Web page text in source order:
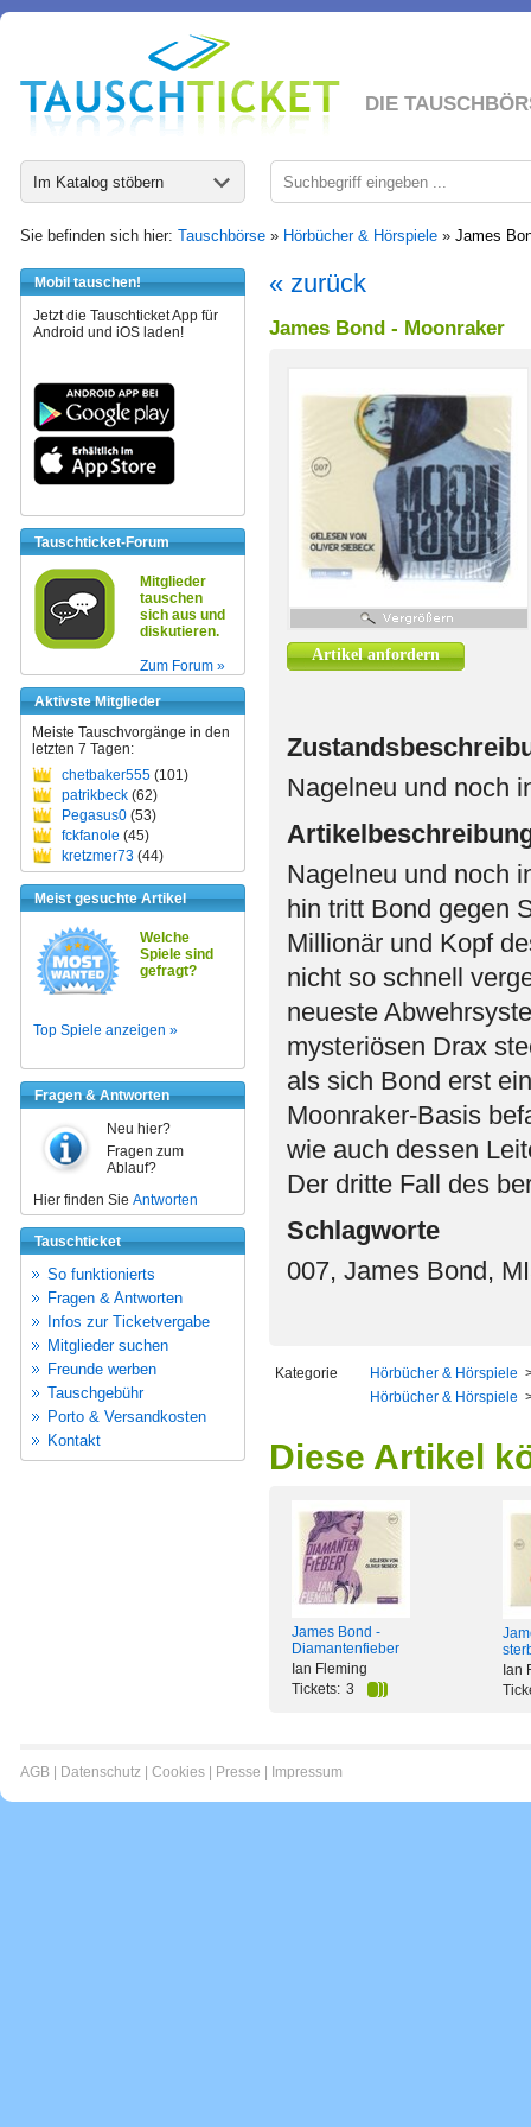
DIE
Im Katalog stöbern
Sie befinden sich hier: Tauschbörse » Hörbücher & Hörspiele » James
Mobil tauschen!
Jetzt die Tauschticket App für
Android und iOS laden!
Tauschticket-Forum
Mitglieder
tauschen
sich aus und
diskutieren.
Zum Forum »
Aktivste Mitglieder
Meiste Tauschvorgänge in den
letzten 7 Tagen:
chetbaker555 (101)
patrikbeck (62)
Pegasus0 (53)
fckfanole (45)
kretzmer73 (44)
Meist gesuchte Artikel
Welche
Spiele sind
gefragt?
Top Spiele anzeigen »
Fragen & Antworten
Neu hier?
Fragen zum
Ablauf?
Hier finden Sie Antworten
Tauschticket
So funktionierts
Fragen & Antworten
Infos zur Ticketvergabe
Mitglieder suchen
Freunde werben
Tauschgebühr
Porto & Versandkosten
Kontakt
« zurück
James Bond - Moonraker
Artikel anfordern
Nagelneu und noch
Nagelneu und noch
hin tritt Bond gegen
Millionär und Kopf
nicht so schnell
neueste
mysteriösen Drax
als sich Bond erst
Moonraker-Basis
wie auch dessen
Der dritte Fall des
Schlagworte
007, James Bond,
Kategorie Hörbücher & Hörspiele
Hörbücher & Hörspiele
Diese Artikel
James Bond -
Diamantenfieber
Ian Fleming
Tickets: 3
Ian
AGB Datenschutz Cookies Presse Impressum